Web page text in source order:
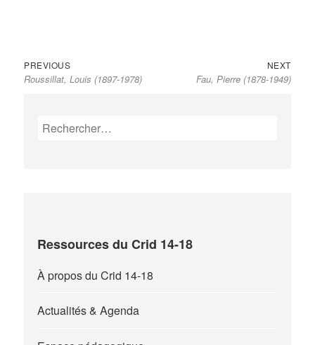
Navigation
de
PREVIOUSPrevious
post:
Roussillat, Louis (1897-1978)
NEXTNext
post:
Fau, Pierre (1878-1949)
Rechercher :
Ressources du Crid 14-18
À propos du Crid 14-18
Actualités & Agenda